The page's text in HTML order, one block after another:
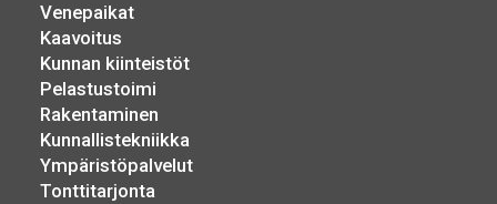
Venepaikat
Kaavoitus
Kunnan kiinteistöt
Pelastustoimi
Rakentaminen
Kunnallistekniikka
Ympäristöpalvelut
Tonttitarjonta